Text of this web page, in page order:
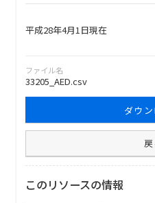
平成28年4月1日現在
ファイル名
33205_AED.csv
ダウ
戻
このリソースの情報